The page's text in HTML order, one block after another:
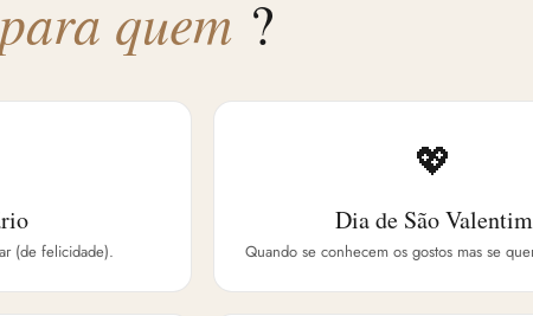
para quem?
(de felicidade).
💖
Dia de São Valentim
Quando se conhecem os gostos mas se